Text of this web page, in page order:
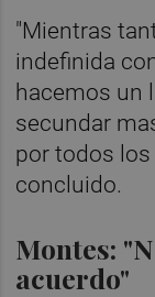
"Mientras
indefinida
hacemos un
secundar
por todos los
concluido.
Montes:
acuerdo"